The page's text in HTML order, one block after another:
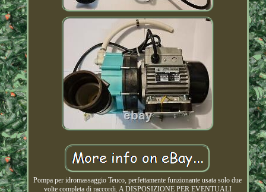
Pompa per idromassaggio Teuco, perfettamente funzionante usata solo due
volte completa di raccordi. A DISPOSIZIONE PER EVENTUALI